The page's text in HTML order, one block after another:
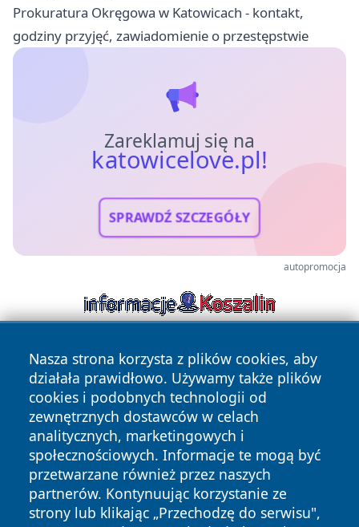
Prokuratura Okręgowa w Katowicach - kontakt,
godziny przyjęć, zawiadomienie o przestępstwie
Zareklamuj się na
katowicelove.pl!
SPRAWDŹ SZCZEGÓŁY
autopromocja
Nasza strona korzysta z plików cookies, aby
działała prawidłowo. Używamy także plików
cookies i podobnych technologii od
zewnętrznych dostawców w celach
analitycznych, marketingowych i
społecznościowych. Informacje te mogą być
przetwarzane również przez naszych
partnerów. Kontynuując korzystanie ze
strony lub klikając „Przechodzę do serwisu",
Copyright © 2026 katowicelove.pl Wszystkie prawa
zastrzeżone.
Polityka Polityka